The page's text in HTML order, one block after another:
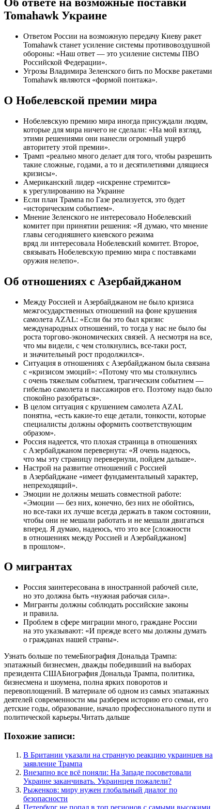
Tomahawk Украине
Ответом России на возможную передачу Киеву ракет
Tomahawk станет усиление системы противовоздушной
обороны: «Наш ответ — это усиление системы ПВО
Российской Федерации».
Угрозы Владимира Зеленского бить по Москве ракетами
Tomahawk являются «формой понтажа».
О Нобелевской премии мира
Нобелевскую премию мира иногда присуждали людям,
которые для мира ничего не сделали: «На мой взгляд,
этими решениями они нанесли огромный ущерб
авторитету этой премии».
Трамп «реально много делает для того, чтобы разрешить
такие сложные, годами, а то и десятилетиями длящиеся
кризисы».
Американский лидер «искренне стремится»
к урегулированию на Украине
Если план Трампа по Газе реализуется, это будет
«историческим событием».
Мнение Зеленского не интересовало Нобелевский
комитет при принятии решения: «Я думаю, что мнение
главы сегодняшнего киевского режима
вряд ли интересовала Нобелевский комитет. Второе,
связывать Нобелевскую премию мира с поставками
оружия нелепо».
Об отношениях с Азербайджаном
Между Россией и Азербайджаном не было кризиса
межгосударственных отношений на фоне крушения
самолета AZAL: «Если бы это был кризис
международных отношений, то тогда у нас не было бы
роста торгово-экономических связей. А несмотря на все,
что мы видели, с чем столкнулись, все-таки рост,
и значительный рост продолжился».
Ситуация в отношениях с Азербайджаном была связана
с «кризисом эмоций»: «Потому что мы столкнулись
с очень тяжелым событием, трагическим событием —
гибелью самолета и пассажиров его. Поэтому надо было
спокойно разобраться».
В целом ситуация с крушением самолета AZAL
понятна, «есть какие-то еще детали, тонкости, которые
специалисты должны оформить соответствующим
образом».
Россия надеется, что плохая страница в отношениях
с Азербайджаном перевернута: «Я очень надеюсь,
что мы эту страницу перевернули, пойдем дальше».
Настрой на развитие отношений с Россией
в Азербайджане «имеет фундаментальный характер,
непреходящий».
Эмоции не должны мешать совместной работе:
«Эмоции — без них, конечно, без них не обойтись,
но все-таки их лучше всегда держать в таком состоянии,
чтобы они не мешали работать и не мешали двигаться
вперед. Я думаю, надеюсь, что это все [сложности
в отношениях между Россией и Азербайджаном]
в прошлом».
О мигрантах
Россия заинтересована в иностранной рабочей силе,
но это должна быть «нужная рабочая сила».
Мигранты должны соблюдать российские законы
и правила.
Проблем в сфере миграции много, граждане России
на это указывают: «И прежде всего мы должны думать
о гражданах нашей страны».
Узнать больше по темеБиография Дональда Трампа:
эпатажный бизнесмен, дважды победивший на выборах
президента СШАБиография Дональда Трампа, политика,
бизнесмена и шоумена, полна ярких поворотов и
перевоплощений. В материале об одном из самых эпатажных
деятелей современности мы разберем историю его семьи, его
детские годы, образование, начало профессионального пути и
политической карьеры.Читать дальше
Похожие записи:
В Британии указали на странную реакцию украинцев на
заявление Трампа
Внезапно все всё поняли: На Западе посоветовали
Украине заканчивать. Украинцев пожалели?
Рыженков: миру нужен глобальный диалог по
безопасности
Петербург не попал в топ регионов с самыми высокими